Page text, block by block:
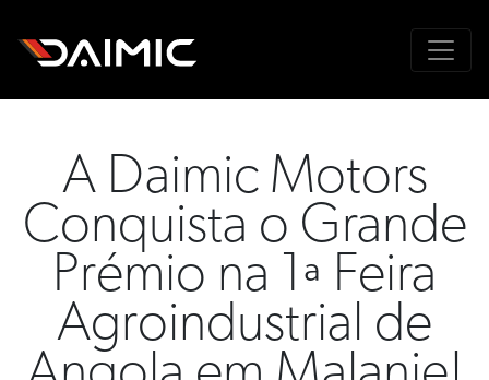
A Daimic Motors
Conquista o Grande
Prémio na 1ª Feira
Agroindustrial de